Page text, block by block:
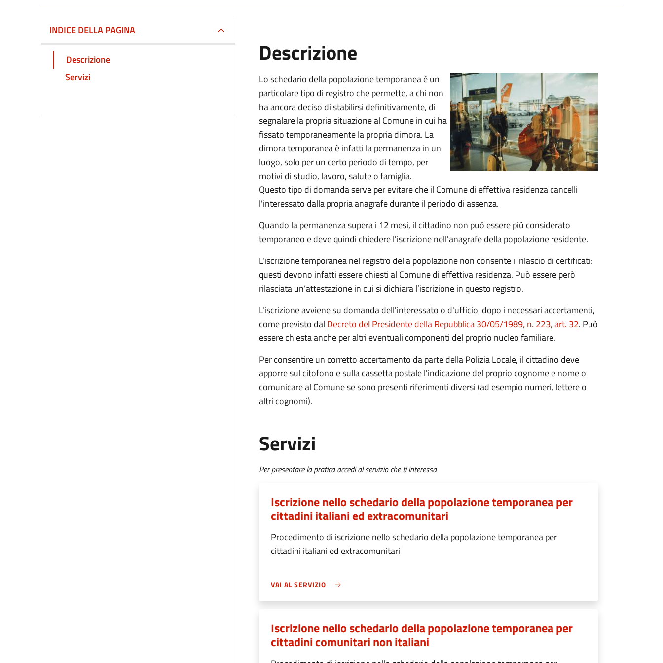
INDICE DELLA PAGINA
Descrizione
Servizi
Descrizione
Lo schedario della popolazione temporanea è un
particolare tipo di registro che permette, a chi non
ha ancora deciso di stabilirsi definitivamente, di
segnalare la propria situazione al Comune in cui ha
fissato temporaneamente la propria dimora. La
dimora temporanea è infatti la permanenza in un
luogo, solo per un certo periodo di tempo, per
motivi di studio, lavoro, salute o famiglia.
Questo tipo di domanda serve per evitare che il Comune di effettiva residenza cancelli
l'interessato dalla propria anagrafe durante il periodo di assenza.
Quando la permanenza supera i 12 mesi, il cittadino non può essere più considerato
temporaneo e deve quindi chiedere l'iscrizione nell'anagrafe della popolazione residente.
L'iscrizione temporanea nel registro della popolazione non consente il rilascio di certificati:
questi devono infatti essere chiesti al Comune di effettiva residenza. Può essere però
rilasciata un’attestazione in cui si dichiara l’iscrizione in questo registro.
L'iscrizione avviene su domanda dell'interessato o d'ufficio, dopo i necessari accertamenti,
come previsto dal Decreto del Presidente della Repubblica 30/05/1989, n. 223, art. 32. Può
essere chiesta anche per altri eventuali componenti del proprio nucleo familiare.
Per consentire un corretto accertamento da parte della Polizia Locale, il cittadino deve
apporre sul citofono e sulla cassetta postale l'indicazione del proprio cognome e nome o
comunicare al Comune se sono presenti riferimenti diversi (ad esempio numeri, lettere o
altri cognomi).
Servizi
Per presentare la pratica accedi al servizio che ti interessa
Iscrizione nello schedario della popolazione temporanea per
cittadini italiani ed extracomunitari
Procedimento di iscrizione nello schedario della popolazione temporanea per
cittadini italiani ed extracomunitari
VAI AL SERVIZIO
Iscrizione nello schedario della popolazione temporanea per
cittadini comunitari non italiani